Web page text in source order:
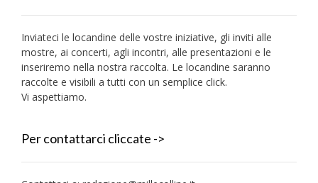
Inviateci le locandine delle vostre iniziative, gli inviti alle
mostre, ai concerti, agli incontri, alle presentazioni e le
inseriremo nella nostra raccolta. Le locandine saranno
raccolte e visibili a tutti con un semplice click.
Vi aspettiamo.
Per contattarci cliccate ->